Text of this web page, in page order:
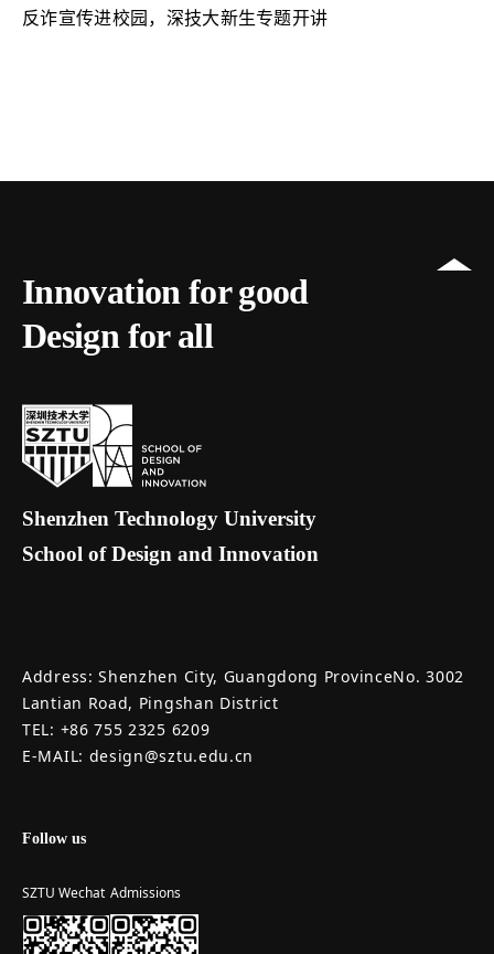
反诈宣传进校园，深技大新生专题开讲
Innovation for good
Design for all
Shenzhen Technology University
School of Design and Innovation
Address: Shenzhen City, Guangdong ProvinceNo. 3002
Lantian Road, Pingshan District
TEL: +86 755 2325 6209
E-MAIL: design@sztu.edu.cn
Follow us
SZTU Wechat Admissions